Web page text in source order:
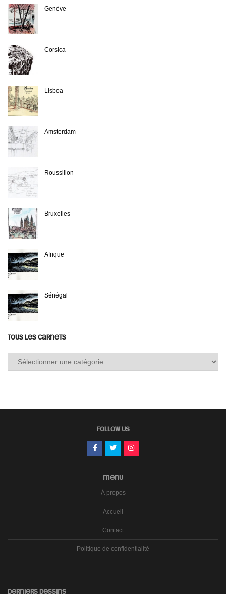
Genève
Corsica
Lisboa
Amsterdam
Roussillon
Bruxelles
Afrique
Sénégal
TOUS LES CARNETS
FOLLOW US
MENU
À propos
Accueil
Contact
Politique de confidentialité
DERNIERS DESSINS